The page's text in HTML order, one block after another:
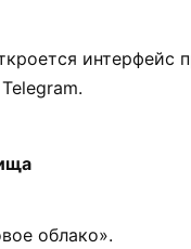
облако».